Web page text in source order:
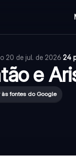
20 de jul. de 2026·24
e
fontes do Google